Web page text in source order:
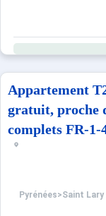
Appartement
gratuit, proche
complets FR-1-
Pyrénées>Saint Lary